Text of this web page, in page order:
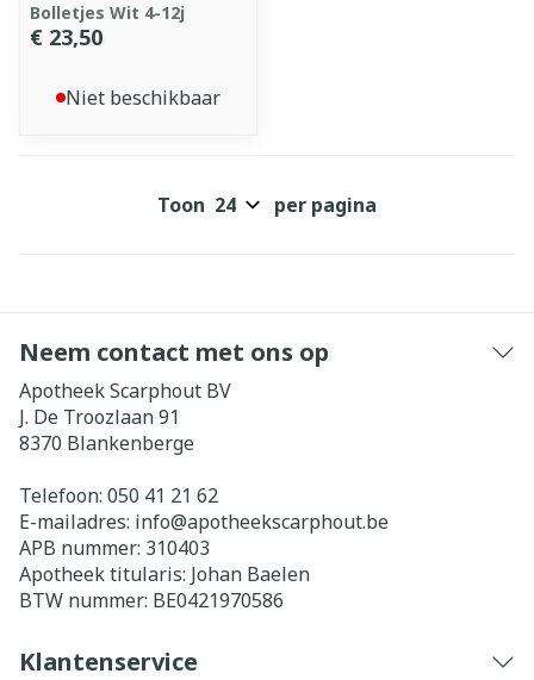
Bolletjes Wit 4-12j
€ 23,50
Niet beschikbaar
Toon per pagina
Neem contact met ons op
Apotheek Scarphout BV
J. De Troozlaan 91
8370 Blankenberge
Telefoon: 050 41 21 62
E-mailadres: info@apotheekscarphout.be
APB nummer: 310403
Apotheek titularis: Johan Baelen
BTW nummer: BE0421970586
Klantenservice